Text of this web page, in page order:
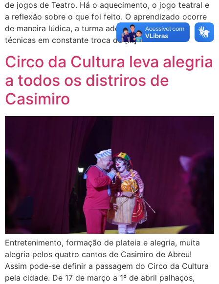
de jogos de Teatro. Há o aquecimento, o jogo teatral e
a reflexão sobre o que foi feito. O aprendizado ocorre
de maneira lúdica, a turma adquire assim novas
técnicas em constante troca de […]
Circo da Cultura leva alegria
a todos os distriros de
Casimiro
Entretenimento, formação de plateia e alegria, muita
alegria pelos quatro cantos de Casimiro de Abreu!
Assim pode-se definir a passagem do Circo da Cultura
pela cidade. De 17 de março a 1º de abril palhaços,